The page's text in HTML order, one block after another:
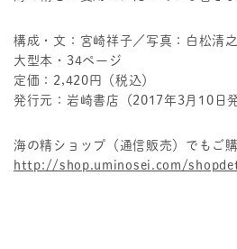
構成・文：宮崎祥子／写真：白松清之
大型本・34ページ
定価：2,420円（税込）
発行元：岩崎書店（2017年3月10日発
海の精ショップ（通信販売）でもご
http://shop.uminosei.com/